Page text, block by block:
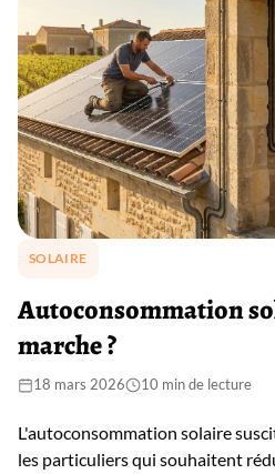
SOLAIRE
Autoconsommation
marche ?
18 mars 2026 10 min de lecture
L'autoconsommation solaire
les particuliers qui souhaitent